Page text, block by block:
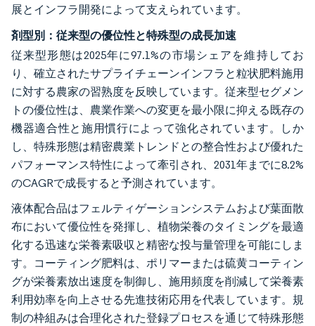
展とインフラ開発によって支えられています。
剤型別：従来型の優位性と特殊型の成長加速
従来型形態は2025年に97.1%の市場シェアを維持してお
り、確立されたサプライチェーンインフラと粒状肥料施用
に対する農家の習熟度を反映しています。従来型セグメン
トの優位性は、農業作業への変更を最小限に抑える既存の
機器適合性と施用慣行によって強化されています。しか
し、特殊形態は精密農業トレンドとの整合性および優れた
パフォーマンス特性によって牽引され、2031年までに8.2%
のCAGRで成長すると予測されています。
液体配合品はフェルティゲーションシステムおよび葉面散
布において優位性を発揮し、植物栄養のタイミングを最適
化する迅速な栄養素吸収と精密な投与量管理を可能にしま
す。コーティング肥料は、ポリマーまたは硫黄コーティン
グが栄養素放出速度を制御し、施用頻度を削減して栄養素
利用効率を向上させる先進技術応用を代表しています。規
制の枠組みは合理化された登録プロセスを通じて特殊形態